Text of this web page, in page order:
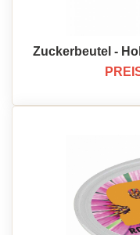
Zuckerbeutel -